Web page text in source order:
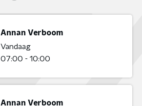
Annan Verboom
Vandaag
07:00 - 10:00
Annan Verboom